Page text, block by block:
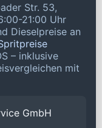
Str. 53,
21:00 Uhr
Dieselpreise an
– inklusive
mit
GmbH